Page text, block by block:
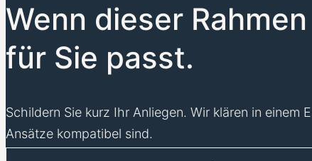
Wenn dieser Rahmen
für Sie passt.
Schildern Sie kurz Ihr Anliegen. Wir klären in einem
Ansätze kompatibel sind.